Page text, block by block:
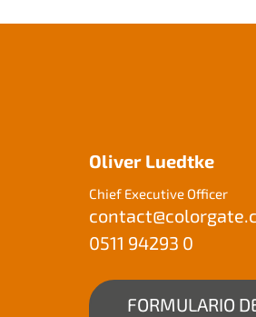
Oliver Luedtke
Chief Executive Officer
contact@
0511 94293 0
FORMULARIO